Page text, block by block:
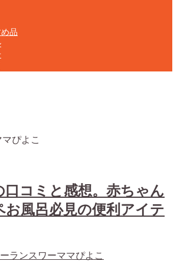
品
ぴよこ
コミと感想。赤ちゃん
お風呂必見の便利アイテ
ランスワーママぴよこ